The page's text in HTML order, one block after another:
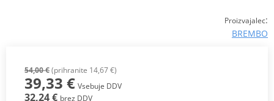
Proizvajalec:
BREMBO
54,00 €(prihranite 14,67 €)
39,33 € Vsebuje DDV
32,24 € brez DDV